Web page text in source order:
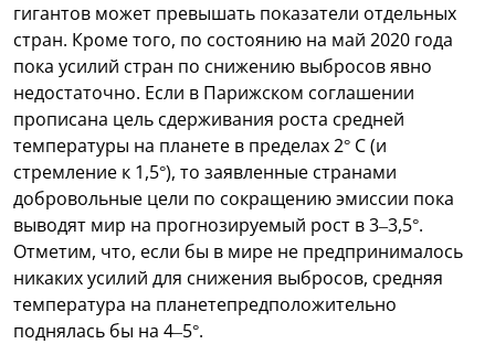
гигантов может превышать показатели отдельных
стран. Кроме того, по состоянию на май 2020 года
пока усилий стран по снижению выбросов явно
недостаточно. Если в Парижском соглашении
прописана цель сдерживания роста средней
температуры на планете в пределах 2° C (и
стремление к 1,5°), то заявленные странами
добровольные цели по сокращению эмиссии пока
выводят мир на прогнозируемый рост в 3–3,5°.
Отметим, что, если бы в мире не предпринималось
никаких усилий для снижения выбросов, средняя
температура на планетепредположительно
поднялась бы на 4–5°.